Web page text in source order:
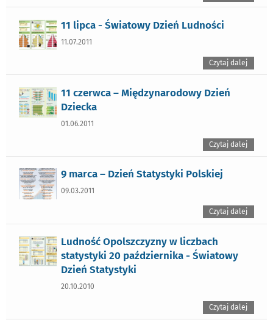
11 lipca - Światowy Dzień Ludności
11.07.2011
Czytaj dalej
11 czerwca – Międzynarodowy Dzień
Dziecka
01.06.2011
Czytaj dalej
9 marca – Dzień Statystyki Polskiej
09.03.2011
Czytaj dalej
Ludność Opolszczyzny w liczbach
statystyki 20 października - Światowy
Dzień Statystyki
20.10.2010
Czytaj dalej